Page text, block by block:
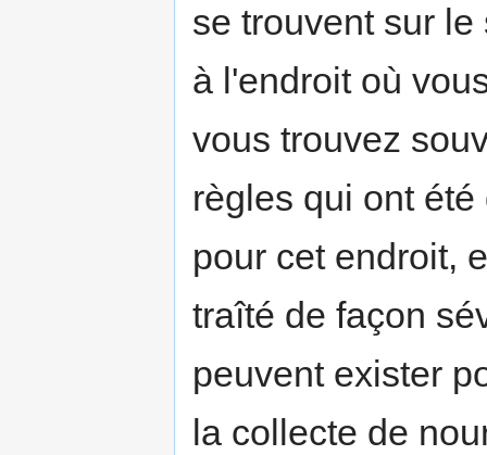
se trouvent sur
à l'endroit où
vous trouvez
règles qui ont
pour cet endroit,
traîté de façon
peuvent exister
la collecte de